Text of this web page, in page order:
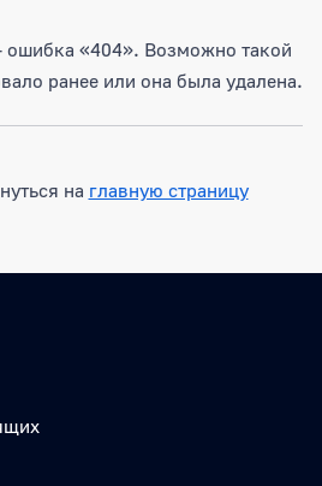
«404». Возможно такой
ранее или она была удалена.
на главную страницу